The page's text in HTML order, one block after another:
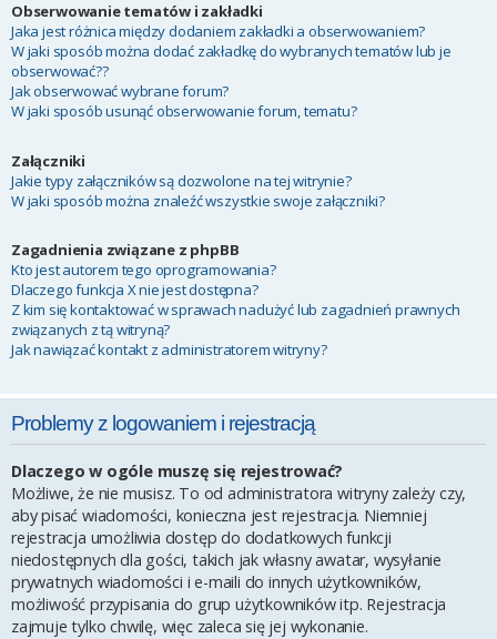
Obserwowanie tematów i zakładki
Jaka jest różnica między dodaniem zakładki a obserwowaniem?
W jaki sposób można dodać zakładkę do wybranych tematów lub je
obserwować??
Jak obserwować wybrane forum?
W jaki sposób usunąć obserwowanie forum, tematu?
Załączniki
Jakie typy załączników są dozwolone na tej witrynie?
W jaki sposób można znaleźć wszystkie swoje załączniki?
Zagadnienia związane z phpBB
Kto jest autorem tego oprogramowania?
Dlaczego funkcja X nie jest dostępna?
Z kim się kontaktować w sprawach nadużyć lub zagadnień prawnych
związanych z tą witryną?
Jak nawiązać kontakt z administratorem witryny?
Problemy z logowaniem i rejestracją
Dlaczego w ogóle muszę się rejestrować?
Możliwe, że nie musisz. To od administratora witryny zależy czy,
aby pisać wiadomości, konieczna jest rejestracja. Niemniej
rejestracja umożliwia dostęp do dodatkowych funkcji
niedostępnych dla gości, takich jak własny awatar, wysyłanie
prywatnych wiadomości i e-maili do innych użytkowników,
możliwość przypisania do grup użytkowników itp. Rejestracja
zajmuje tylko chwilę, więc zaleca się jej wykonanie.